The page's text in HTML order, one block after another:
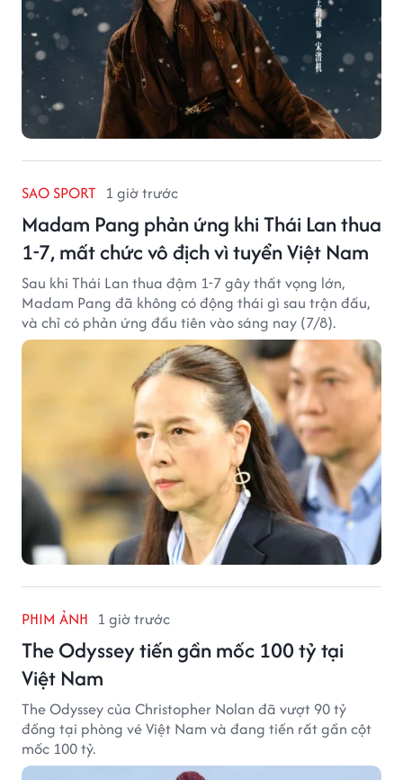
SAO SPORT 1 giờ trước
Madam Pang phản ứng khi Thái Lan thua
1-7, mất chức vô địch vì tuyển Việt Nam
Sau khi Thái Lan thua đậm 1-7 gây thất vọng lớn,
Madam Pang đã không có động thái gì sau trận đấu,
và chỉ có phản ứng đầu tiên vào sáng nay (7/8).
PHIM ẢNH 1 giờ trước
The Odyssey tiến gần mốc 100 tỷ tại
Việt Nam
The Odyssey của Christopher Nolan đã vượt 90 tỷ
đồng tại phòng vé Việt Nam và đang tiến rất gần cột
mốc 100 tỷ.